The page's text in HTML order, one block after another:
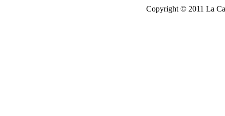
Copyright © 2011 La